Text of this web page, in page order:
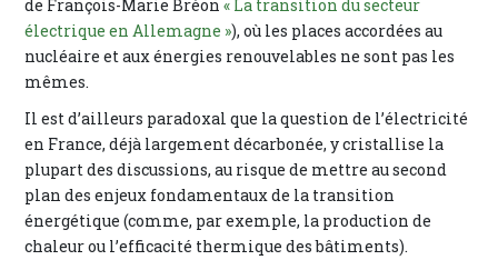
de François-Marie Bréon« La transition du secteur
électrique en Allemagne »), où les places accordées au
nucléaire et aux énergies renouvelables ne sont pas les
mêmes.
Il est d’ailleurs paradoxal que la question de l’électricité
en France, déjà largement décarbonée, y cristallise la
plupart des discussions, au risque de mettre au second
plan des enjeux fondamentaux de la transition
énergétique (comme, par exemple, la production de
chaleur ou l’efficacité thermique des bâtiments).